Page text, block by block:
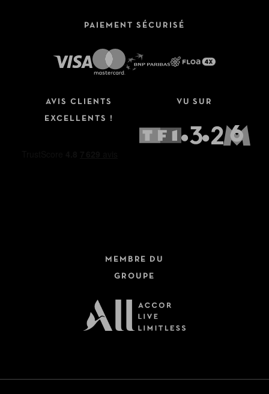
PAIEMENT SÉCURISÉ
AVIS CLIENTS
EXCELLENTS !
VU SUR
MEMBRE DU
GROUPE